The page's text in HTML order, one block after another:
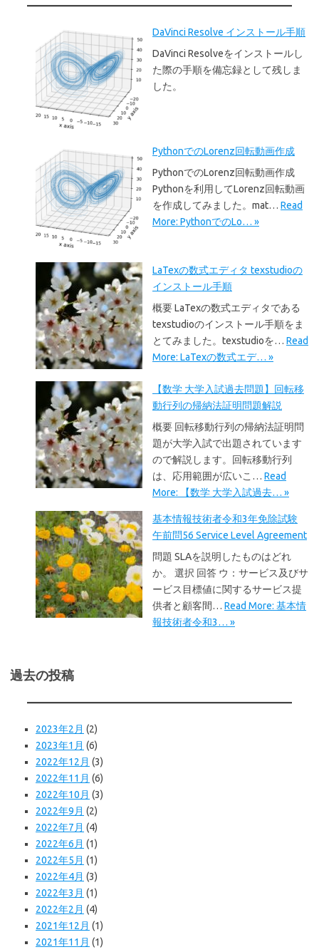
DaVinci Resolve インストール手順
DaVinci Resolveをインストールし
た際の手順を備忘録として残しま
した。
PythonでのLorenz回転動画作成
PythonでのLorenz回転動画作成
Pythonを利用してLorenz回転動画
を作成してみました。mat… Read
More: PythonでのLo… »
LaTexの数式エディタ texstudioの
インストール手順
概要 LaTexの数式エディタである
texstudioのインストール手順をま
とてみました。texstudioを… Read
More: LaTexの数式エデ… »
【数学 大学入試過去問題】回転移
動行列の帰納法証明問題解説
概要 回転移動行列の帰納法証明問
題が大学入試で出題されています
ので解説します。回転移動行列
は、応用範囲が広いこ… Read
More: 【数学 大学入試過去… »
基本情報技術者令和3年免除試験
午前問56 Service Level Agreement
問題 SLAを説明したものはどれ
か。 選択 回答 ウ：サービス及びサ
ービス目標値に関するサービス提
供者と顧客間… Read More: 基本情
報技術者令和3… »
過去の投稿
2023年2月 (2)
2023年1月 (6)
2022年12月 (3)
2022年11月 (6)
2022年10月 (3)
2022年9月 (2)
2022年7月 (4)
2022年6月 (1)
2022年5月 (1)
2022年4月 (3)
2022年3月 (1)
2022年2月 (4)
2021年12月 (1)
2021年11月 (1)